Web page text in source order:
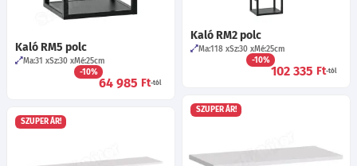
Kaló RM2 polc
Ma:118 Sz:30 Mé:25cm
-10%
102 335 Ft-tól
Kaló RM5 polc
Ma:31 Sz:30 Mé:25cm
-10%
64 985 Ft-tól
SZUPER ÁR!
SZUPER ÁR!